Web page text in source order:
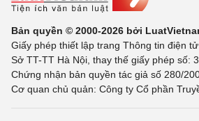
Bản quyền © 2000-2026 bởi
Giấy phép thiết lập trang Thông tin điện
Sở TT-TT Hà Nội, thay thế giấy phép số:
Chứng nhận bản quyền tác giả số 280/
Cơ quan chủ quản: Công ty Cổ phần